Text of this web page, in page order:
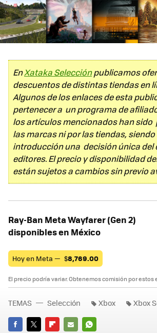
EnXataka Selecciónpublicamos
descuentos de distintas tiendas en
Algunos de los enlaces de esta
pertenecer a un programa de
los artículos mencionados han sido
las marcas ni por las tiendas, siendo
introducción una decisión única del
editores. El precio y disponibilidad
están sujetos a cambios sin previo
Ray-Ban Meta Wayfarer (Gen 2)
disponibles en México
Hoy en Meta — $8,769.00
El precio podría variar. Obtenemos comisión por estos
TEMAS Selección Xbox Xbox